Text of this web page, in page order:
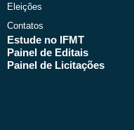
Eleições
Contatos
Estude no IFMT
Painel de Editais
Painel de Licitações